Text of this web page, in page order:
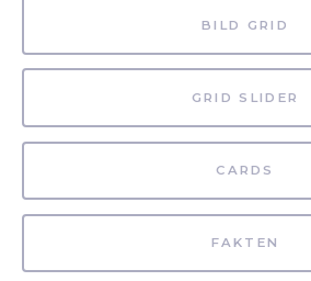
BILD GRID
GRID SLIDER
CARDS
FAKTEN